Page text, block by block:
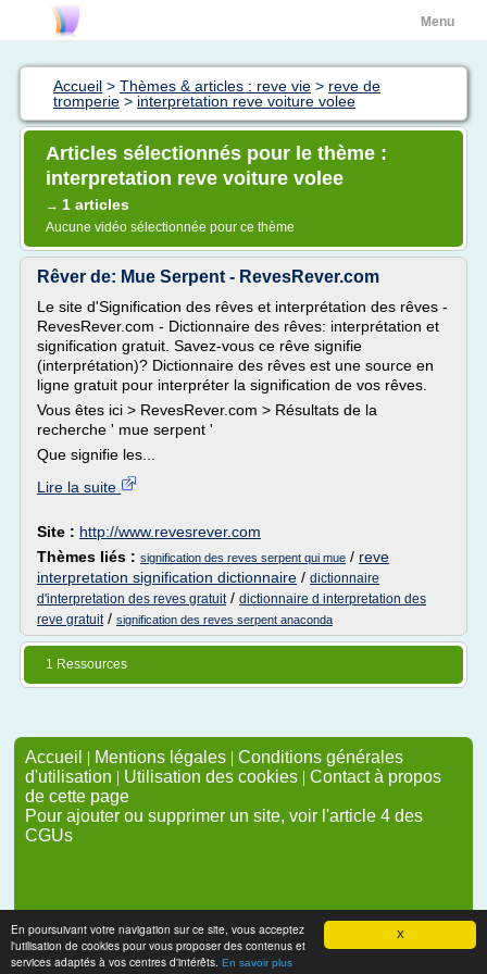
X
En poursuivant votre navigation sur ce site, vous acceptez
l'utilisation de cookies pour vous proposer des contenus et
services adaptés à vos centres d'intérêts. En savoir plus
Menu
Accueil > Thèmes & articles : reve vie > reve de
tromperie > interpretation reve voiture volee
Articles sélectionnés pour le thème :
interpretation reve voiture volee
→ 1 articles
Aucune vidéo sélectionnée pour ce thème
Rêver de: Mue Serpent - RevesRever.com
Le site d'Signification des rêves et interprétation des rêves -
RevesRever.com - Dictionnaire des rêves: interprétation et
signification gratuit. Savez-vous ce rêve signifie
(interprétation)? Dictionnaire des rêves est une source en
ligne gratuit pour interpréter la signification de vos rêves.
Vous êtes ici > RevesRever.com > Résultats de la
recherche ' mue serpent '
Que signifie les...
Lire la suite
Site : http://www.revesrever.com
Thèmes liés : signification des reves serpent qui mue / reve
interpretation signification dictionnaire / dictionnaire
d'interpretation des reves gratuit/ dictionnaire d interpretation des
reve gratuit/ signification des reves serpent anaconda
1 Ressources
Accueil | Mentions légales | Conditions générales
d'utilisation | Utilisation des cookies | Contact à propos
de cette page
Pour ajouter ou supprimer un site, voir l'article 4 des
CGUs